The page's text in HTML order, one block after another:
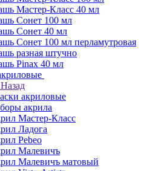
Мастер-Класс 40 мл
Сонет 100 мл
Сонет 40 мл
Сонет 100 мл перламутровая
разная штучно
Pinax 40 мл
Назад
акриловые
акрила
Мастер-Класс
Ладога
Pebeo
Малевичъ
Малевичъ матовый